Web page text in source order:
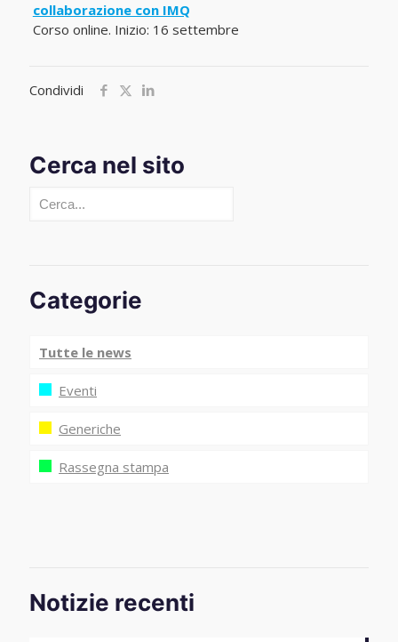
collaborazione con IMQ
Corso online. Inizio: 16 settembre
Condividi
Cerca nel sito
Cerca
Categorie
Tutte le news
Eventi
Generiche
Rassegna stampa
Notizie recenti